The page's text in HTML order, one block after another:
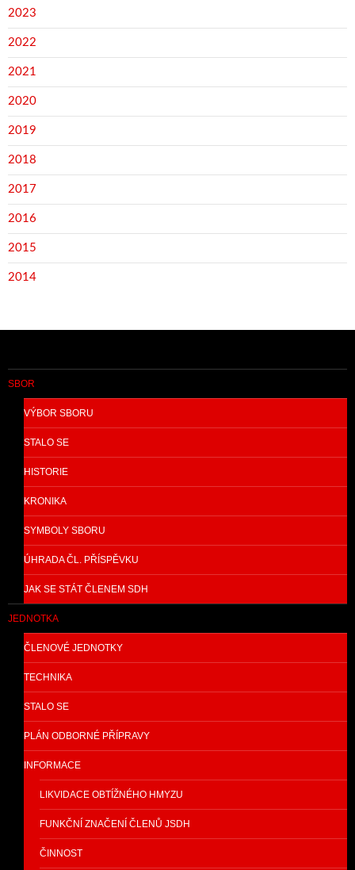
2023
2022
2021
2020
2019
2018
2017
2016
2015
2014
SBOR
VÝBOR SBORU
STALO SE
HISTORIE
KRONIKA
SYMBOLY SBORU
ÚHRADA ČL. PŘÍSPĚVKU
JAK SE STÁT ČLENEM SDH
JEDNOTKA
ČLENOVÉ JEDNOTKY
TECHNIKA
STALO SE
PLÁN ODBORNÉ PŘÍPRAVY
INFORMACE
LIKVIDACE OBTÍŽNÉHO HMYZU
FUNKČNÍ ZNAČENÍ ČLENŮ JSDH
ČINNOST